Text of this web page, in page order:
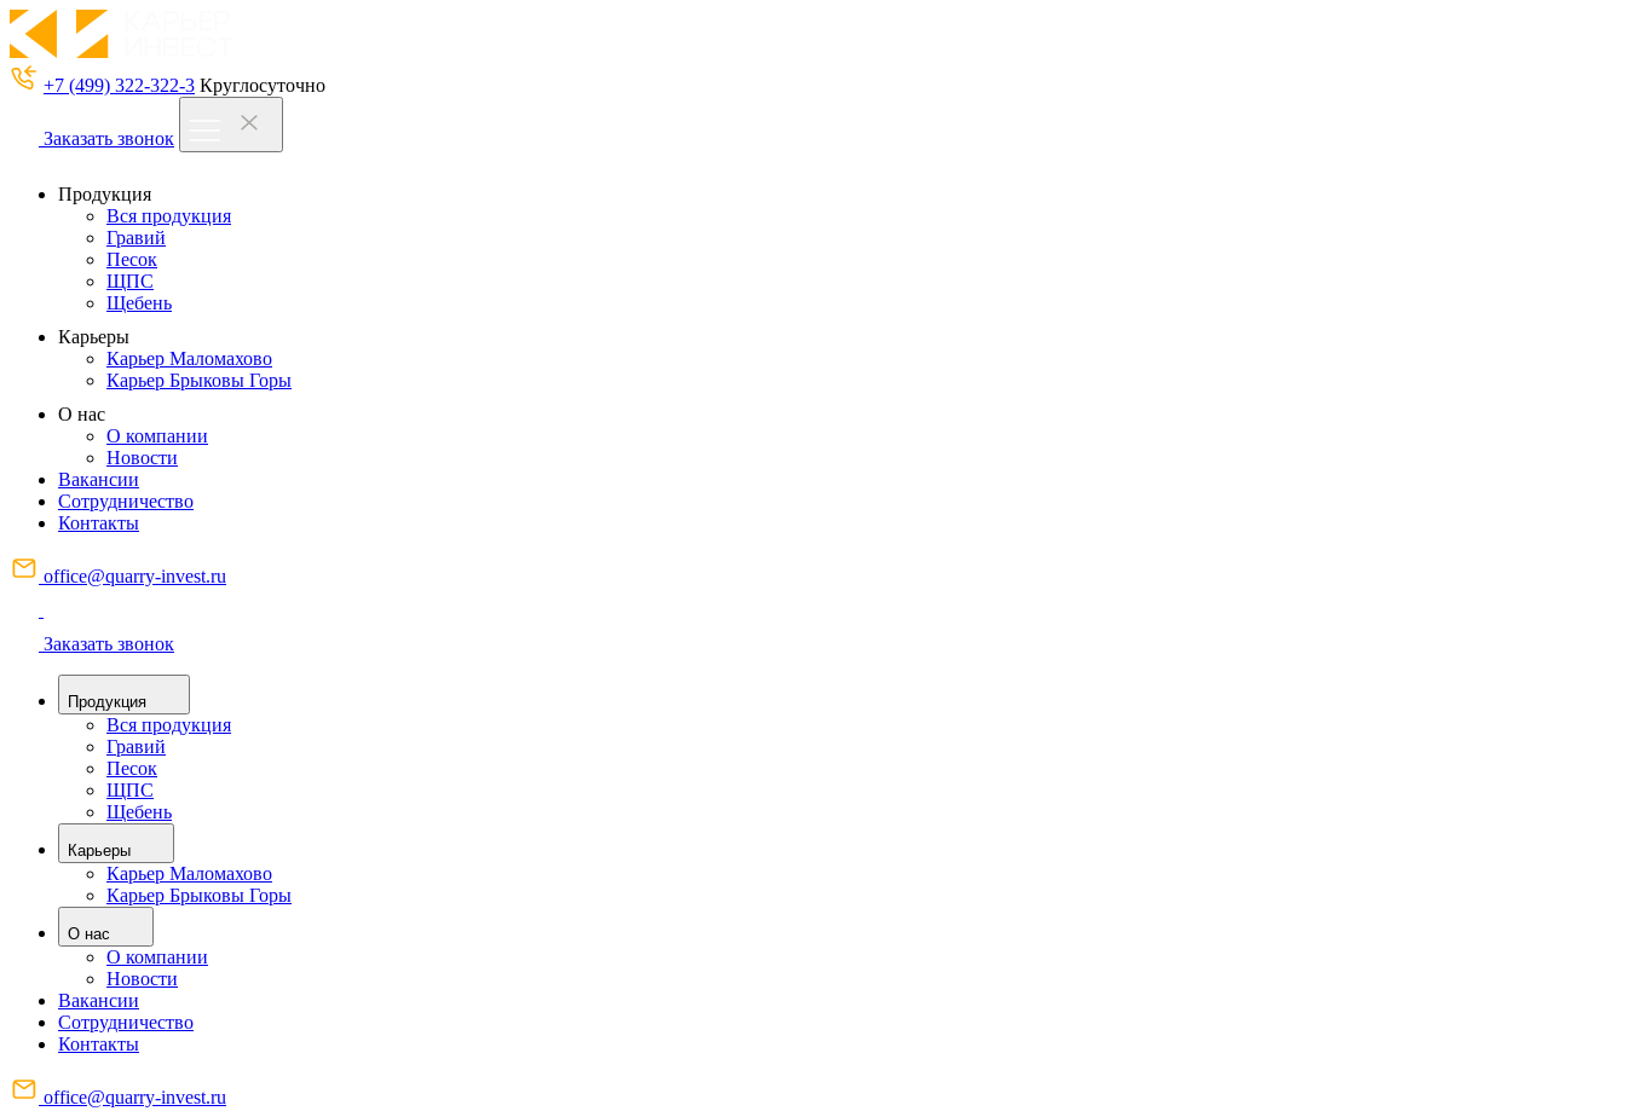
+7 (499) 322-322-3 Круглосуточно
Заказать звонок
Продукция
Вся продукция
Гравий
Песок
ЩПС
Щебень
Карьеры
Карьер Маломахово
Карьер Брыковы Горы
О нас
О компании
Новости
Вакансии
Сотрудничество
Контакты
office@quarry-invest.ru
Заказать звонок
Продукция
Вся продукция
Гравий
Песок
ЩПС
Щебень
Карьеры
Карьер Маломахово
Карьер Брыковы Горы
О нас
О компании
Новости
Вакансии
Сотрудничество
Контакты
office@quarry-invest.ru